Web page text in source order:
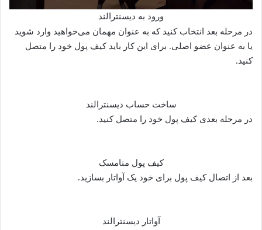
ورود به دیسنترالند
در مرحله بعد انتخاب کنید که به عنوان مهمان می‌خواهید وارد شوید
یا به عنوان عضو اصلی. برای این کار باید کیف پول خود را متصل
کنید.
ساخت حساب دیسنترالند
در مرحله بعدی کیف پول خود را متصل کنید.
کیف پول متامسک
بعد از اتصال کیف پول برای خود یک آواتار بسازید.
آواتار دیسنترالند